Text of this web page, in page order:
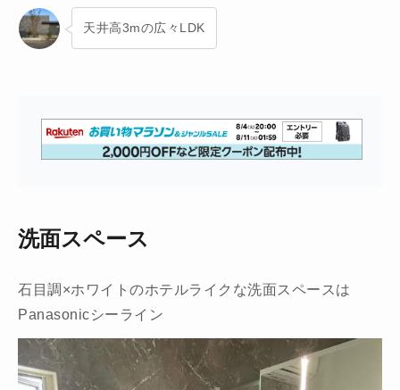
天井高3mの広々LDK
洗面スペース
石目調×ホワイトのホテルライクな洗面スペースは
Panasonicシーライン